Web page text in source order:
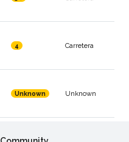
4 Carretera
Unknown Unknown